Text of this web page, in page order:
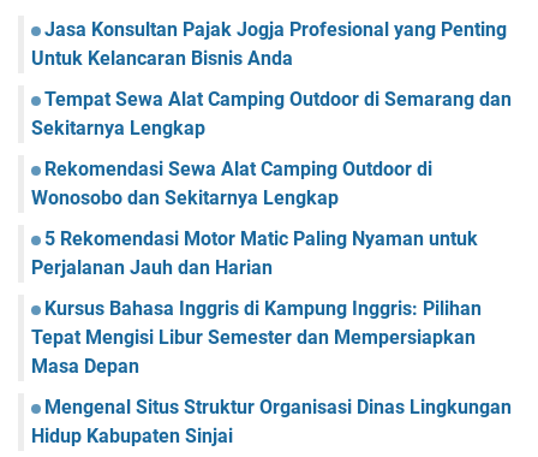
Jasa Konsultan Pajak Jogja Profesional yang Penting
Untuk Kelancaran Bisnis Anda
Tempat Sewa Alat Camping Outdoor di Semarang dan
Sekitarnya Lengkap
Rekomendasi Sewa Alat Camping Outdoor di
Wonosobo dan Sekitarnya Lengkap
5 Rekomendasi Motor Matic Paling Nyaman untuk
Perjalanan Jauh dan Harian
Kursus Bahasa Inggris di Kampung Inggris: Pilihan
Tepat Mengisi Libur Semester dan Mempersiapkan
Masa Depan
Mengenal Situs Struktur Organisasi Dinas Lingkungan
Hidup Kabupaten Sinjai